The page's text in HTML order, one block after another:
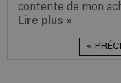
contente de mon
Lire plus »
«